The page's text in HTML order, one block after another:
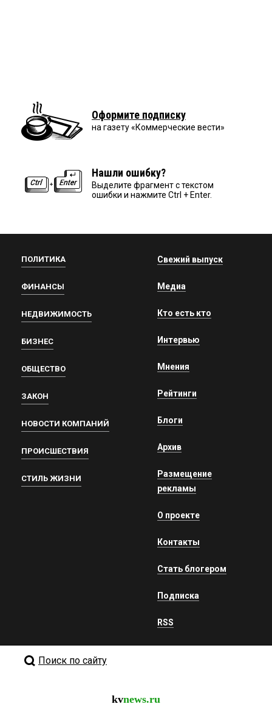
Оформите подписку
на газету «Коммерческие вести»
Нашли ошибку?
Выделите фрагмент с текстом
ошибки и нажмите Ctrl + Enter.
ПОЛИТИКА
ФИНАНСЫ
НЕДВИЖИМОСТЬ
БИЗНЕС
ОБЩЕСТВО
ЗАКОН
НОВОСТИ КОМПАНИЙ
ПРОИСШЕСТВИЯ
СТИЛЬ ЖИЗНИ
Свежий выпуск
Медиа
Кто есть кто
Интервью
Мнения
Рейтинги
Блоги
Архив
Размещение
рекламы
О проекте
Контакты
Стать блогером
Подписка
RSS
Поиск по сайту
kvnews.ru